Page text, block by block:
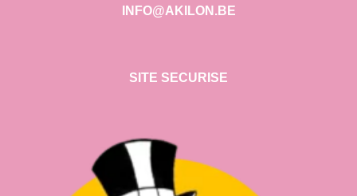
INFO@AKILON.BE
SITE SECURISE